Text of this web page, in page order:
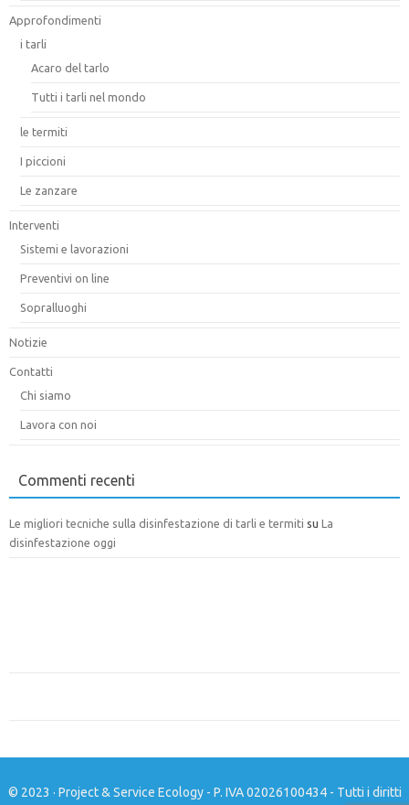
Approfondimenti
i tarli
Acaro del tarlo
Tutti i tarli nel mondo
le termiti
I piccioni
Le zanzare
Interventi
Sistemi e lavorazioni
Preventivi on line
Sopralluoghi
Notizie
Contatti
Chi siamo
Lavora con noi
Commenti recenti
Le migliori tecniche sulla disinfestazione di tarli e termiti su La
disinfestazione oggi
© 2023 · Project & Service Ecology - P. IVA 02026100434 - Tutti i diritti